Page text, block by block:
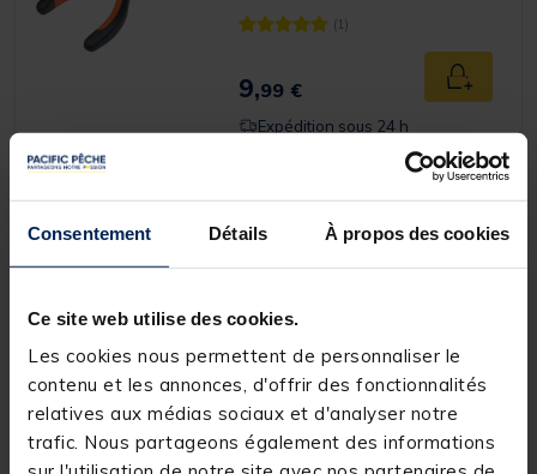
Consentement Détails À propos des cookies
Ce site web utilise des cookies.
Les cookies nous permettent de personnaliser le
contenu et les annonces, d'offrir des fonctionnalités
relatives aux médias sociaux et d'analyser notre
trafic. Nous partageons également des informations
[object Object] out of 5 Customer
(1)
9,99 € Ajouter
Expédition sous 24 h
REDFISH
15, 99 € Ajouter
Expédition sous 24 h